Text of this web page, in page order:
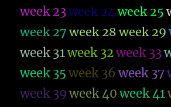
week 23week 24week 25
week 27 week 28 week 29
week 31week 32week 33
week 35 week 36 week 37
week 39 week 40 week 41